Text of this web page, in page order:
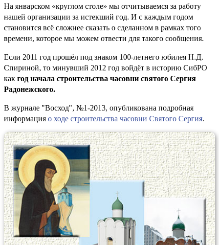
На январском «круглом столе» мы отчитываемся за работу
нашей организации за истекший год. И с каждым годом
становится всё сложнее сказать о сделанном в рамках того
времени, которое мы можем отвести для такого сообщения.
Если 2011 год прошёл под знаком 100-летнего юбилея Н.Д.
Спириной, то минувший 2012 год войдёт в историю СибРО
как год начала строительства часовни святого Сергия
Радонежского.
В журнале "Восход", №1-2013, опубликована подробная
информация о ходе строительства часовни Святого Сергия.